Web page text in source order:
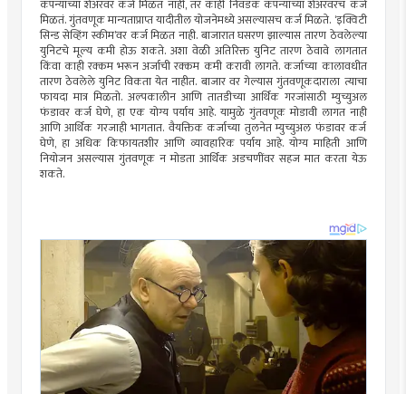
कंपन्यांच्या शेअरवर कर्ज मिळत नाही, तर काही निवडक कंपन्यांच्या शेअरवरच कर्ज
मिळतं. गुंतवणूक मान्यताप्राप्त यादीतील योजनेमध्ये असल्यासच कर्ज मिळते. ‘इक्विटी
सिन्ड सेव्हिंग स्कीम’वर कर्ज मिळत नाही. बाजारात घसरण झाल्यास तारण ठेवलेल्या
युनिटचे मूल्य कमी होऊ शकते. अशा वेळी अतिरिक्त युनिट तारण ठेवावे लागतात
किंवा काही रक्कम भरून अर्जाची रक्कम कमी करावी लागते. कर्जाच्या कालावधीत
तारण ठेवलेले युनिट विकता येत नाहीत. बाजार वर गेल्यास गुंतवणूकदाराला त्याचा
फायदा मात्र मिळतो. अल्पकालीन आणि तातडीच्या आर्थिक गरजांसाठी म्युच्युअल
फंडावर कर्ज घेणे, हा एक योग्य पर्याय आहे. यामुळे गुंतवणूक मोडावी लागत नाही
आणि आर्थिक गरजाही भागतात. वैयक्तिक कर्जाच्या तुलनेत म्युच्युअल फंडावर कर्ज
घेणे, हा अधिक किफायतशीर आणि व्यावहारिक पर्याय आहे. योग्य माहिती आणि
नियोजन असल्यास गुंतवणूक न मोडता आर्थिक अडचणींवर सहज मात करता येऊ
शकते.